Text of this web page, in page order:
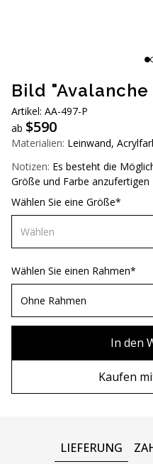
Bild "Avalanche
Artikel: АА-497-Р
ab $590
Materialien: Leinwand,
Notizen: Es besteht die
Größe und Farbe anzufertigen
Wählen Sie eine Größe*
Wählen
60х90 см
70х100 см
Wählen Sie einen Rahmen*
Ohne Rahmen
In den
Kaufen
LIEFERUNG